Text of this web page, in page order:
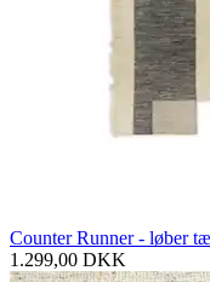
Counter Runner - løber
1.299,00 DKK